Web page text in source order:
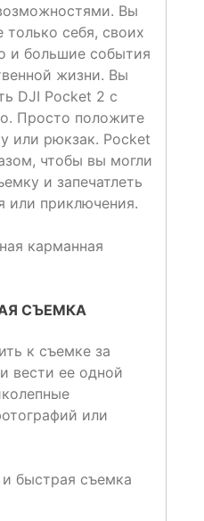
Вы
себя, своих
и большие события
жизни. Вы
DJI Pocket 2 с
Просто положите
или рюкзак. Pocket
чтобы вы могли
и запечатлеть
или приключения.
СЪЕМКА
к съемке за
вести ее одной
или